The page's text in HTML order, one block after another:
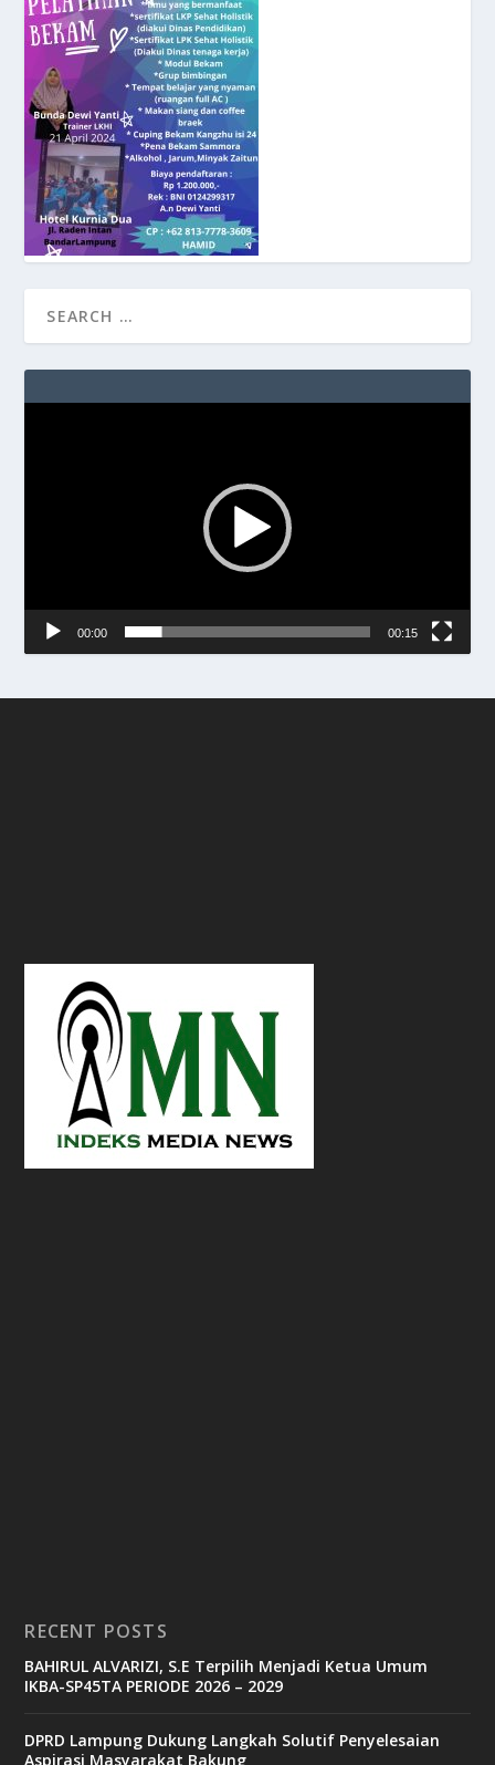
00:00 00:15
RECENT POSTS
BAHIRUL ALVARIZI, S.E Terpilih Menjadi Ketua Umum
IKBA-SP45TA PERIODE 2026 – 2029
DPRD Lampung Dukung Langkah Solutif Penyelesaian
Aspirasi Masyarakat Bakung